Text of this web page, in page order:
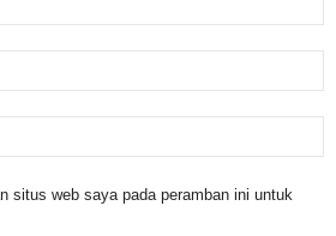
situs web saya pada peramban ini untuk